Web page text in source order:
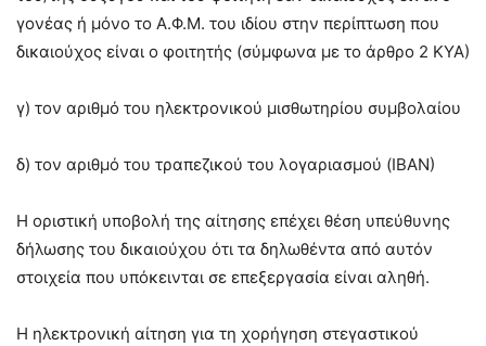
γονέας ή μόνο το Α.Φ.Μ. του ιδίου στην περίπτωση που
δικαιούχος είναι ο φοιτητής (σύμφωνα με το άρθρο 2 ΚΥΑ)
γ) τον αριθμό του ηλεκτρονικού μισθωτηρίου συμβολαίου
δ) τον αριθμό του τραπεζικού του λογαριασμού (ΙΒΑΝ)
Η οριστική υποβολή της αίτησης επέχει θέση υπεύθυνης
δήλωσης του δικαιούχου ότι τα δηλωθέντα από αυτόν
στοιχεία που υπόκεινται σε επεξεργασία είναι αληθή.
Η ηλεκτρονική αίτηση για τη χορήγηση στεγαστικού